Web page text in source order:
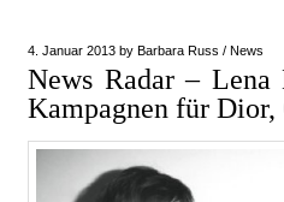
4. Januar 2013 by Barbara Russ / News
News Radar –
Kampagnen für Dior,